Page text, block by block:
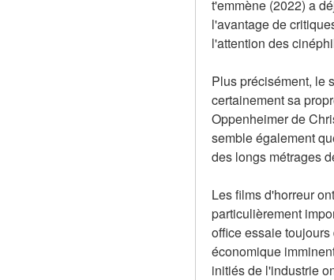
t'emmène (2022) a
l'avantage de
l'attention des
Plus précisément, le
certainement sa
Oppenheimer de
semble également
des longs métrages
Les films d'horreur
particulièrement
office essaie
économique
initiés de l'industrie